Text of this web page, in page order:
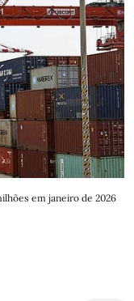
em janeiro de 2026